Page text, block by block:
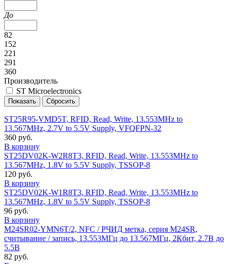
До
82
152
221
291
360
Производитель
ST Microelectronics
ST25R95-VMD5T, RFID, Read, Write, 13.553MHz to
13.567MHz, 2.7V to 5.5V Supply, VFQFPN-32
360 руб.
В корзину
ST25DV02K-W2R8T3, RFID, Read, Write, 13.553MHz to
13.567MHz, 1.8V to 5.5V Supply, TSSOP-8
120 руб.
В корзину
ST25DV02K-W1R8T3, RFID, Read, Write, 13.553MHz to
13.567MHz, 1.8V to 5.5V Supply, TSSOP-8
96 руб.
В корзину
M24SR02-YMN6T/2, NFC / РЧИД метка, серия M24SR,
считывание / запись, 13.553МГц до 13.567МГц, 2Кбит, 2.7В до
5.5В
82 руб.